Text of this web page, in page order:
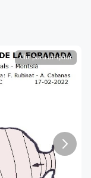
Clic para ampliar